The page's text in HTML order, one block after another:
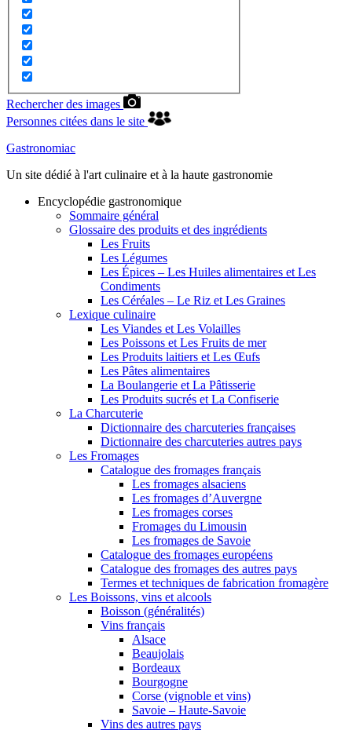
Rechercher des images
Personnes citées dans le site
Gastronomiac
Un site dédié à l'art culinaire et à la haute gastronomie
Encyclopédie gastronomique
Sommaire général
Glossaire des produits et des ingrédients
Les Fruits
Les Légumes
Les Épices – Les Huiles alimentaires et Les
Condiments
Les Céréales – Le Riz et Les Graines
Lexique culinaire
Les Viandes et Les Volailles
Les Poissons et Les Fruits de mer
Les Produits laitiers et Les Œufs
Les Pâtes alimentaires
La Boulangerie et La Pâtisserie
Les Produits sucrés et La Confiserie
La Charcuterie
Dictionnaire des charcuteries françaises
Dictionnaire des charcuteries autres pays
Les Fromages
Catalogue des fromages français
Les fromages alsaciens
Les fromages d’Auvergne
Les fromages corses
Fromages du Limousin
Les fromages de Savoie
Catalogue des fromages européens
Catalogue des fromages des autres pays
Termes et techniques de fabrication fromagère
Les Boissons, vins et alcools
Boisson (généralités)
Vins français
Alsace
Beaujolais
Bordeaux
Bourgogne
Corse (vignoble et vins)
Savoie – Haute-Savoie
Vins des autres pays